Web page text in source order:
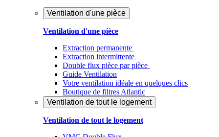
Ventilation d'une pièce
Ventilation d'une pièce
Extraction permanente
Extraction intermittente
Double flux pièce par pièce
Guide Ventilation
Votre ventilation idéale en quelques clics
Boutique de filtres Atlantic
Ventilation de tout le logement
Ventilation de tout le logement